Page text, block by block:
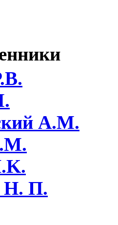
А.М.
Н. П.